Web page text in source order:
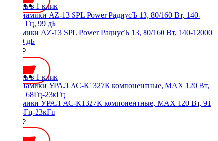
Купить в 1 клик
Динамики AZ-13 SPL Power РадиусЪ 13, 80/160 Вт, 140-12000
Гц, 99 дБ
3000 ₽
Купить в 1 клик
Динамики УРАЛ АС-К1327К компонентные, MAX 120 Вт, 91
дБ, 68Гц-23кГц
4390 ₽